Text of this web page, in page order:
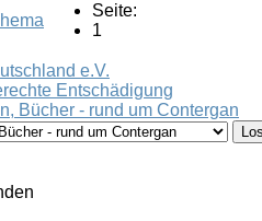
Seite:
1
e.V.
Entschädigung
Bücher - rund um Contergan